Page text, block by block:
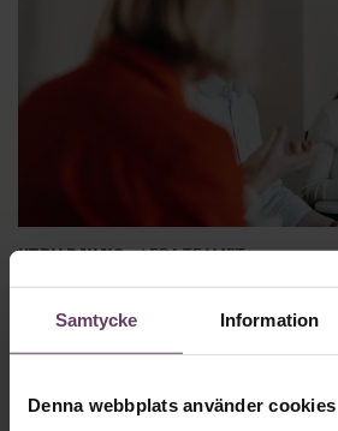
Samtycke Information
Denna webbplats använder cookies
Utbildning·Leda teamet
UL – Utvecklande
Utbildning med övernattning,24 500 kr
Utveckla ditt ledarskap genom ökad